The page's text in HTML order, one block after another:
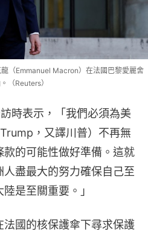
（Emmanuel Macron）在法國巴黎愛麗舍
（Reuters）
時表示，「我們必須為美
，又譯川普）不再無
的可能性做好準備。這就
盡最大的努力確保自己至
是至關重要。」
國的核保護傘下尋求保護